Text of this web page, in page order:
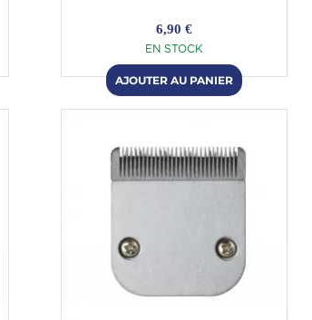
6,90 €
EN STOCK